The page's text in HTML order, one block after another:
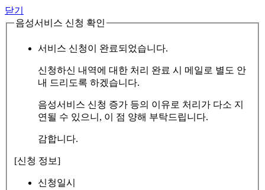
닫기
음성서비스 신청 확인
서비스 신청이 완료되었습니다.
신청하신 내역에 대한 처리 완료 시 메일로 별도 안
내 드리도록 하겠습니다.
음성서비스 신청 증가 등의 이유로 처리가 다소 지
연될 수 있으니, 이 점 양해 부탁드립니다.
감합니다.
[신청 정보]
신청일시